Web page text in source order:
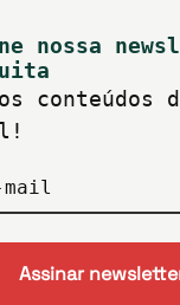
nossa
conteúdos